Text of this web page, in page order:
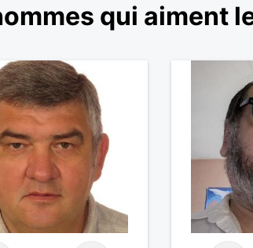
qui aiment